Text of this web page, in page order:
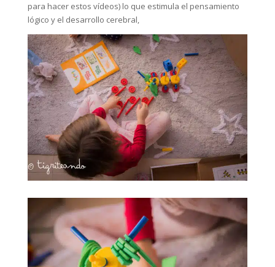
para hacer estos vídeos) lo que estimula el pensamiento
lógico y el desarrollo cerebral,